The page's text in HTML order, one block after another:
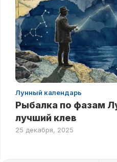
Лунный календарь
Рыбалка по фазам
лучший клев
25 декабря, 2025